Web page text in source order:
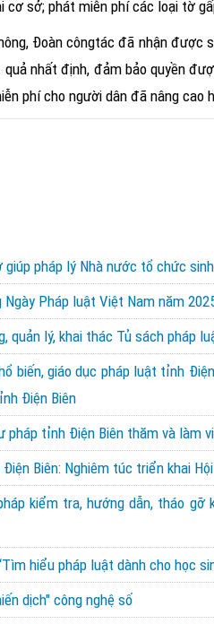
sở; phát miễn phí các loại tờ
Đoàn côngtác đã nhận được
nhất định, đảm bảo quyền
phícho người dân đã nâng cao
pháp lý Nhà nước tổ chức
Ngày Pháp luật Việt Nam năm
quản lý, khai thác Tủ sách pháp
biến, giáo dục pháp luật tỉnh
Điện Biên
pháp tỉnh Điện Biên thăm và làm
Biên: Nghiêm túc triển khai
kiểm tra, hướng dẫn, tháo
hiểu pháp luật dành cho học
dịch" công nghệ số